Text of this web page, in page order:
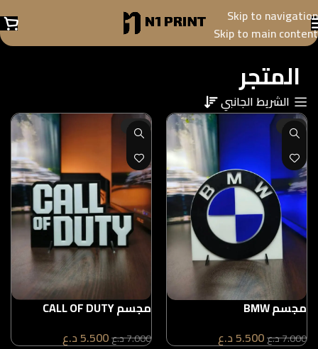
Skip to navigation
Skip to main content
المتجر
الشريط الجانبي
-21%
مجسم BMW
7.000د.ع5.500د.ع
-21%
مجسم CALL OF DUTY
7.000د.ع5.500د.ع